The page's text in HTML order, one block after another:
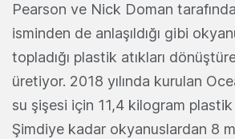
Pearson ve Nick Doman
isminden de anlaşıldığı gibi
topladığı plastik atıkları
üretiyor. 2018 yılında kurulan
su şişesi için 11,4 kilogram plastik
Şimdiye kadar okyanuslardan 8